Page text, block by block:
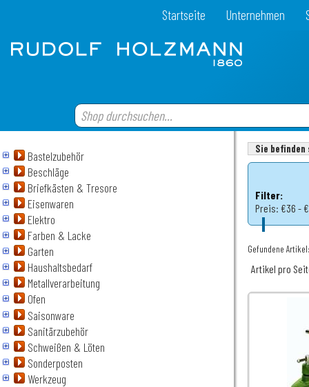
Startseite Unternehmen
Bastelzubehör
Beschläge
Briefkästen & Tresore
Eisenwaren
Elektro
Farben & Lacke
Garten
Haushaltsbedarf
Metallverarbeitung
Ofen
Saisonware
Sanitärzubehör
Schweißen & Löten
Sonderposten
Werkzeug
Sie
Filter:
Preis: €36 -
Gefundene
Artikel pro